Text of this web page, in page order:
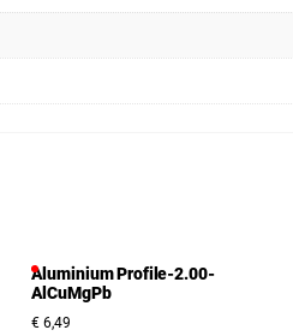
Aluminium Profile-2.00-
AlCuMgPb
€6,49